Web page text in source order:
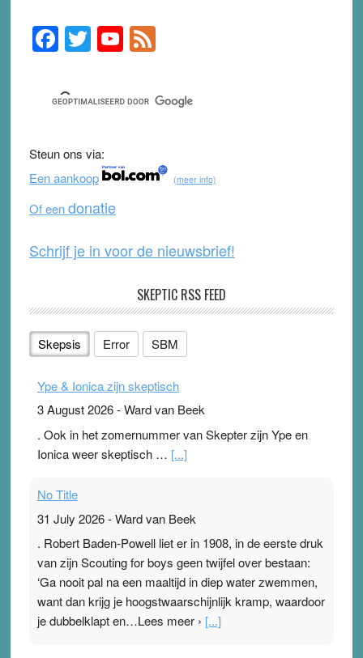
Primary
Sidebar
F
a
c
e
b
o
o
k
T
wi
tt
er
Y
o
u
T
b
e
F
e
d
Steun ons via:
Een aankoop
(meer info)
Of eendonatie
Schrijf je in voor de nieuwsbrief!
SKEPTIC RSS FEED
Skepsis Error SBM
Ype & Ionica zijn skeptisch
3 August 2026-Ward van Beek
. Ook in het zomernummer van Skepter zijn Ype en
Ionica weer skeptisch … [...]
No Title
31 July 2026-Ward van Beek
. Robert Baden-Powell liet er in 1908, in de eerste druk
van zijn Scouting for boys geen twijfel over bestaan:
‘Ga nooit pal na een maaltijd in diep water zwemmen,
want dan krijg je hoogstwaarschijnlijk kramp, waardoor
je dubbelklapt en…Lees meer › [...]